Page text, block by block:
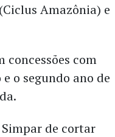
Amazônia) e
concessões com
o segundo ano de
de cortar